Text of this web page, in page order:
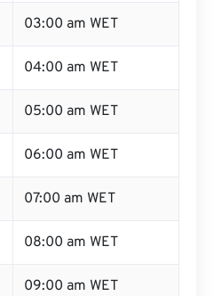
03:00 am WET
04:00 am WET
05:00 am WET
06:00 am WET
07:00 am WET
08:00 am WET
09:00 am WET